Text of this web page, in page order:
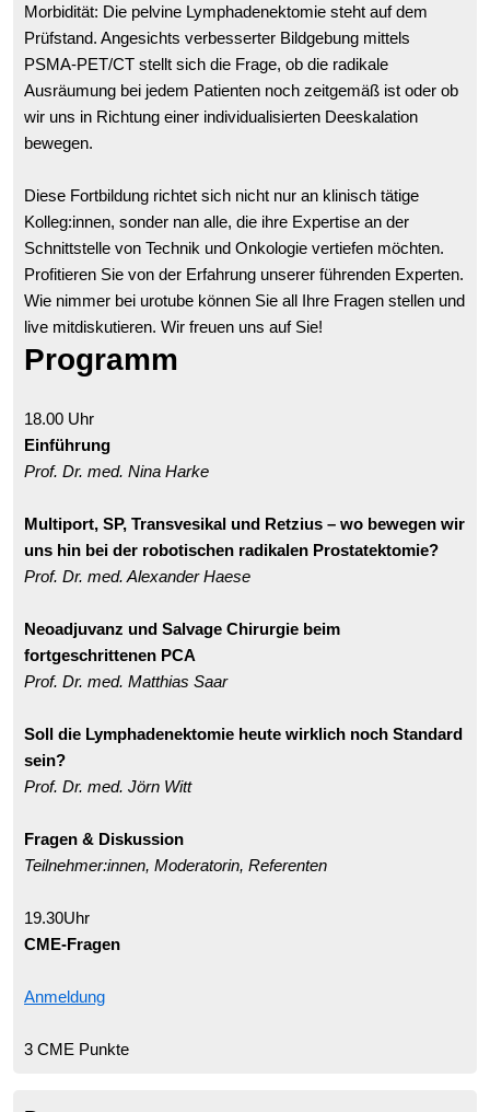
Morbidität: Die pelvine Lymphadenektomie steht auf dem
Prüfstand. Angesichts verbesserter Bildgebung mittels
PSMA-PET/CT stellt sich die Frage, ob die radikale
Ausräumung bei jedem Patienten noch zeitgemäß ist oder ob
wir uns in Richtung einer individualisierten Deeskalation
bewegen.
Diese Fortbildung richtet sich nicht nur an klinisch tätige
Kolleg:innen, sonder nan alle, die ihre Expertise an der
Schnittstelle von Technik und Onkologie vertiefen möchten.
Profitieren Sie von der Erfahrung unserer führenden Experten.
Wie nimmer bei urotube können Sie all Ihre Fragen stellen und
live mitdiskutieren. Wir freuen uns auf Sie!
Programm
18.00 Uhr
Einführung
Prof. Dr. med. Nina Harke
Multiport, SP, Transvesikal und Retzius – wo bewegen wir
uns hin bei der robotischen radikalen Prostatektomie?
Prof. Dr. med. Alexander Haese
Neoadjuvanz und Salvage Chirurgie beim
fortgeschrittenen PCA
Prof. Dr. med. Matthias Saar
Soll die Lymphadenektomie heute wirklich noch Standard
sein?
Prof. Dr. med. Jörn Witt
Fragen & Diskussion
Teilnehmer:innen, Moderatorin, Referenten
19.30Uhr
CME-Fragen
Anmeldung
3 CME Punkte